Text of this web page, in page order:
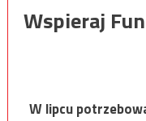
Wspieraj
W lipcu